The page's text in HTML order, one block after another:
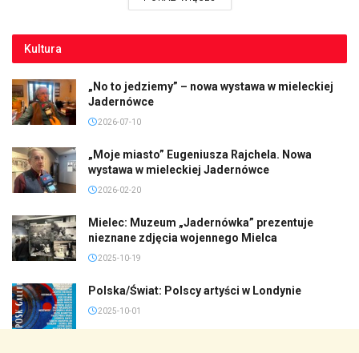
Kultura
„No to jedziemy” – nowa wystawa w mieleckiej
Jadernówce
2026-07-10
„Moje miasto” Eugeniusza Rajchela. Nowa
wystawa w mieleckiej Jadernówce
2026-02-20
Mielec: Muzeum „Jadernówka” prezentuje
nieznane zdjęcia wojennego Mielca
2025-10-19
Polska/Świat: Polscy artyści w Londynie
2025-10-01